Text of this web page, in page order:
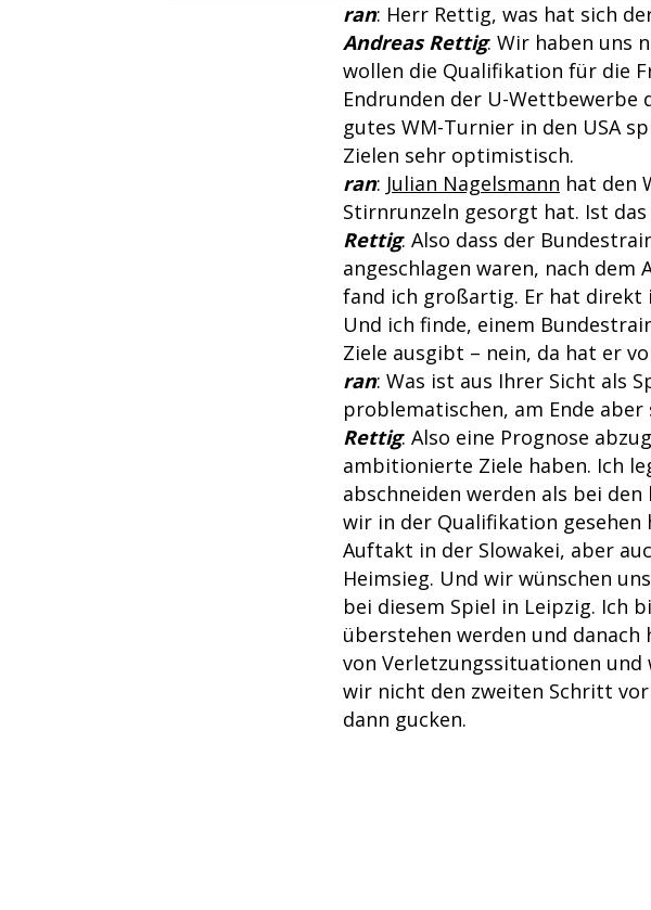
ran: Herr Rettig, was hat sich
Andreas Rettig: Wir haben uns
wollen die Qualifikation für die
Endrunden der U-
gutes WM-Turnier in den USA
Zielen sehr optimistisch.
ran: Julian Nagelsmann hat den
Stirnrunzeln gesorgt hat. Ist das
Rettig: Also dass der
angeschlagen waren, nach dem
fand ich großartig. Er hat direkt
Und ich finde, einem
Ziele ausgibt – nein, da hat er
ran: Was ist aus Ihrer Sicht als
problematischen, am Ende
Rettig: Also eine Prognose
ambitionierte Ziele haben. Ich
abschneiden werden als bei
wir in der Qualifikation gesehen
Auftakt in der Slowakei, aber
Heimsieg. Und wir wünschen
bei diesem Spiel in Leipzig. Ich
überstehen werden und danach
von Verletzungssituationen und
wir nicht den zweiten Schritt
dann gucken.